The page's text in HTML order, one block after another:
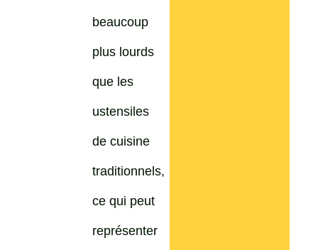
beaucoup
plus lourds
que les
ustensiles
de cuisine
traditionnels,
ce qui peut
représenter